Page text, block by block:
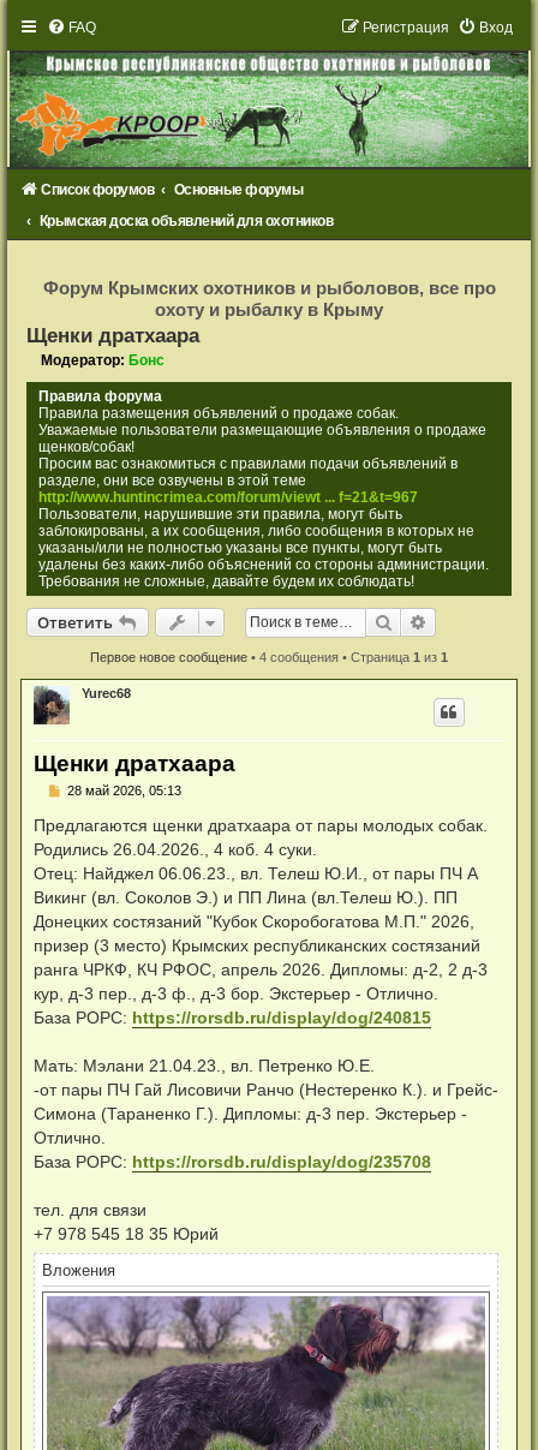
FAQ Вход
Регистрация
Список форумов
Основные форумы
Крымская доска объявлений для охотников
с
т
ц
и
Форум Крымских охотников и рыболовов, все про
охоту и рыбалку в Крыму
Щенки дратхаара
Модератор: Бонс
Правила форума
Правила размещения объявлений о продаже собак.
Уважаемые пользователи размещающие объявления о продаже
щенков/собак!
Просим вас ознакомиться с правилами подачи объявлений в
разделе, они все озвучены в этой теме
http://www.huntincrimea.com/forum/viewt ... f=21&t=967
Пользователи, нарушившие эти правила, могут быть
заблокированы, а их сообщения, либо сообщения в которых не
указаны/или не полностью указаны все пункты, могут быть
удалены без каких-либо объяснений со стороны администрации.
Требования не сложные, давайте будем их соблюдать!
Ответить
Ответить Поиск
Первое новое сообщение • 4 сообщения • Страница 1 из 1
Yurec68
Щенки дратхаара
Н
п
р
о
и
т
н
н
е
о
е
н
е
28 май 2026, 05:13
Предлагаются щенки дратхаара от пары молодых собак.
Родились 26.04.2026., 4 коб. 4 суки.
Отец: Найджел 06.06.23., вл. Телеш Ю.И., от пары ПЧ А
Викинг (вл. Соколов Э.) и ПП Лина (вл.Телеш Ю.). ПП
Донецких состязаний "Кубок Скоробогатова М.П." 2026,
призер (3 место) Крымских республиканских состязаний
ранга ЧРКФ, КЧ РФОС, апрель 2026. Дипломы: д-2, 2 д-3
кур, д-3 пер., д-3 ф., д-3 бор. Экстерьер - Отлично.
База РОРС: https://rorsdb.ru/display/dog/240815
Мать: Мэлани 21.04.23., вл. Петренко Ю.Е.
-от пары ПЧ Гай Лисовичи Ранчо (Нестеренко К.). и Грейс-
Симона (Тараненко Г.). Дипломы: д-3 пер. Экстерьер -
Отлично.
База РОРС: https://rorsdb.ru/display/dog/235708
тел. для связи
+7 978 545 18 35 Юрий
Вложения